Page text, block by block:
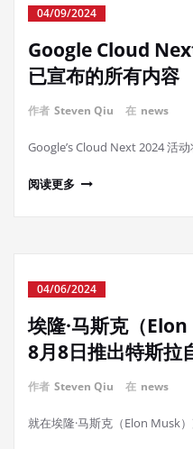
04/09/2024
Google Cloud
已宣布的所有内容
作者 Steven Qiu 在 news
Google’s Cloud Next 2024 活
阅读更多
04/06/2024
埃隆·马斯克（
8月8日推出特斯拉
作者 Steven Qiu 在 news
就在埃隆·马斯克（Elon Musk